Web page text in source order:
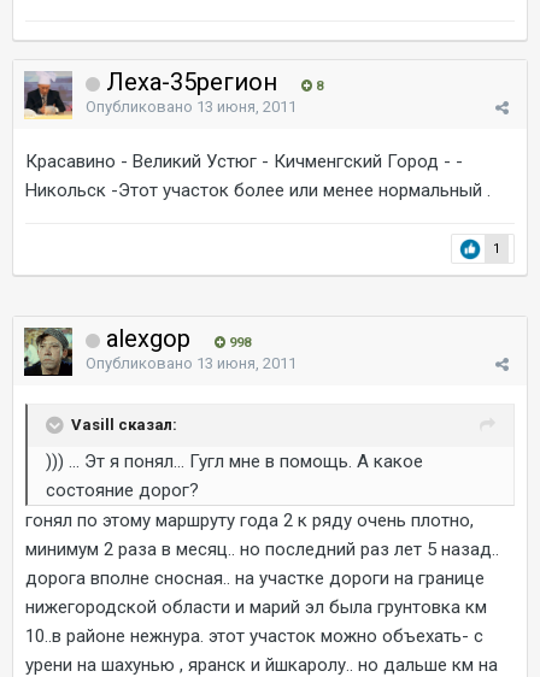
Леха-35регион 8
Опубликовано 13 июня, 2011
Красавино - Великий Устюг - Кичменгский Город - -
Никольск -Этот участок более или менее нормальный .
1
alexgop 998
Опубликовано 13 июня, 2011
Vasill сказал:
))) ... Эт я понял... Гугл мне в помощь. А какое
состояние дорог?
гонял по этому маршруту года 2 к ряду очень плотно,
минимум 2 раза в месяц.. но последний раз лет 5 назад..
дорога вполне сносная.. на участке дороги на границе
нижегородской области и марий эл была грунтовка км
10..в районе нежнура. этот участок можно объехать- с
урени на шахунью , яранск и йшкаролу.. но дальше км на